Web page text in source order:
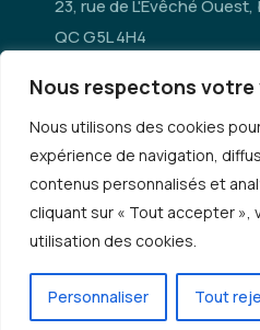
Nous respectons votre
Nous utilisons des cookies
expérience de navigation,
contenus personnalisés et
cliquant sur « Tout accepter »,
utilisation des cookies.
Personnaliser Tout
23, rue de L'Évêché
QC G5L 4H4
418 724-5154
© Copyright 2026 - MRC